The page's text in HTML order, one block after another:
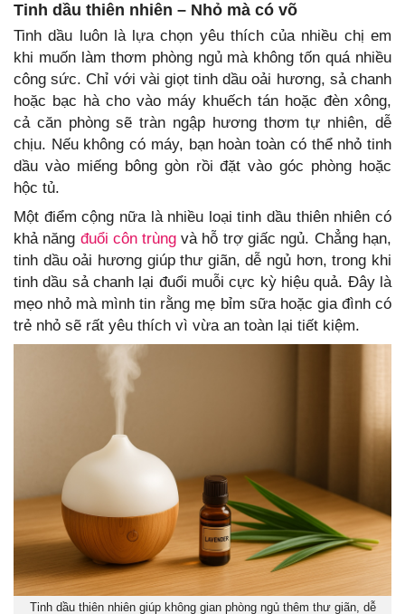
Tinh dầu thiên nhiên – Nhỏ mà có võ
Tinh dầu luôn là lựa chọn yêu thích của nhiều chị em
khi muốn làm thơm phòng ngủ mà không tốn quá nhiều
công sức. Chỉ với vài giọt tinh dầu oải hương, sả chanh
hoặc bạc hà cho vào máy khuếch tán hoặc đèn xông,
cả căn phòng sẽ tràn ngập hương thơm tự nhiên, dễ
chịu. Nếu không có máy, bạn hoàn toàn có thể nhỏ tinh
dầu vào miếng bông gòn rồi đặt vào góc phòng hoặc
hộc tủ.
Một điểm cộng nữa là nhiều loại tinh dầu thiên nhiên có
khả năng đuổi côn trùngvà hỗ trợ giấc ngủ. Chẳng hạn,
tinh dầu oải hương giúp thư giãn, dễ ngủ hơn, trong khi
tinh dầu sả chanh lại đuổi muỗi cực kỳ hiệu quả. Đây là
mẹo nhỏ mà mình tin rằng mẹ bỉm sữa hoặc gia đình có
trẻ nhỏ sẽ rất yêu thích vì vừa an toàn lại tiết kiệm.
Tinh dầu thiên nhiên giúp không gian phòng ngủ thêm thư giãn, dễ